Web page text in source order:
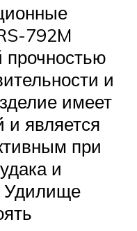
792M
прочностью
и
имеет
и является
при
и
Удилище